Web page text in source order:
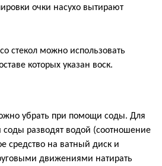
очки насухо вытирают
стекол можно использовать
которых указан воск.
убрать при помощи соды. Для
соды разводят водой (соотношение
средство на ватный диск и
движениями натирать